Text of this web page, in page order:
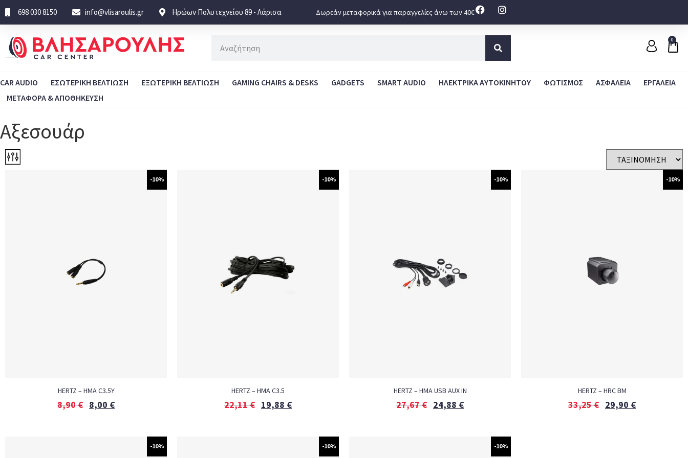
698 030 8150 info@vlisaroulis.gr Ηρώων Πολυτεχνείου 89 - Λάρισα Δωρεάν μεταφορικά για παραγγελίες άνω των 40€
0
CAR AUDIO ΕΣΩΤΕΡΙΚΗ ΒΕΛΤΙΩΣΗ ΕΞΩΤΕΡΙΚΗ ΒΕΛΤΙΩΣΗ GAMING CHAIRS & DESKS GADGETS SMART AUDIO ΗΛΕΚΤΡΙΚΑ ΑΥΤΟΚΙΝΗΤΟΥ ΦΩΤΙΣΜΟΣ ΑΣΦΑΛΕΙΑ
ΕΡΓΑΛΕΙΑ
ΜΕΤΑΦΟΡΑ & ΑΠΟΘΗΚΕΥΣΗ
Αξεσουάρ
-10%
HERTZ – HMA C3.5Y
8,90€ 8,00 €
-10%
HERTZ – HMA C3.5
22,11€ 19,88 €
-10%
HERTZ – HMA USB AUX IN
27,67€ 24,88 €
-10%
HERTZ – HRC BM
33,25€ 29,90 €
-10% -10% -10%